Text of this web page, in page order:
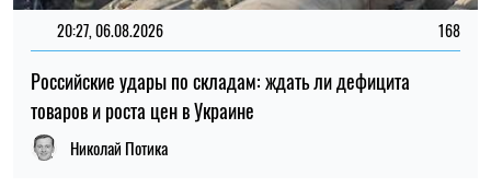
15:59, 06.08.2026